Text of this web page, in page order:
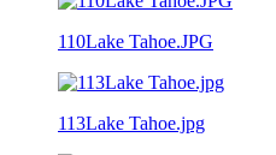
110Lake Tahoe.JPG
113Lake Tahoe.jpg